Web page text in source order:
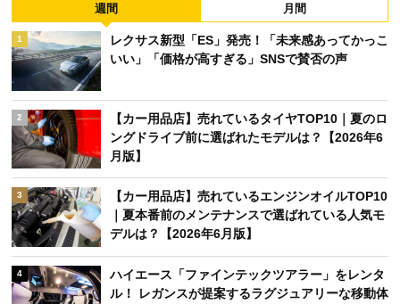
週間 月間
1
レクサス新型「ES」発売！「未来感あってかっこ
いい」「価格が高すぎる」SNSで賛否の声
2
【カー用品店】売れているタイヤTOP10｜夏のロ
ングドライブ前に選ばれたモデルは？【2026年6
月版】
3
【カー用品店】売れているエンジンオイルTOP10
｜夏本番前のメンテナンスで選ばれている人気モ
デルは？【2026年6月版】
4
ハイエース「ファインテックツアラー」をレンタ
ル！ レガンスが提案するラグジュアリーな移動体